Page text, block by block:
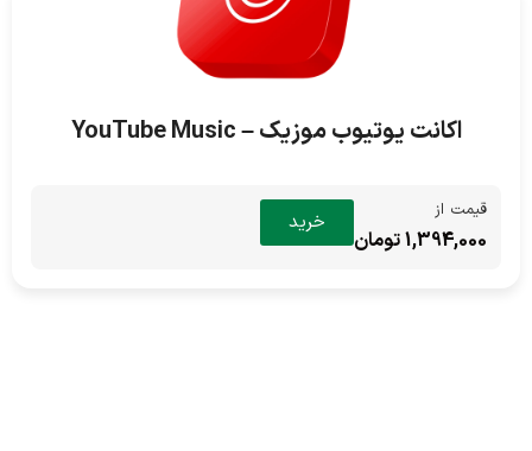
اکانت یوتیوب موزیک – YouTube Music
قیمت از
1,394,000 تومان
خرید